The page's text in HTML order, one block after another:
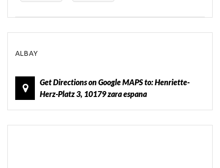
ALBAY
Get Directions on Google MAPS to: Henriette-
Herz-Platz 3, 10179 zara espana